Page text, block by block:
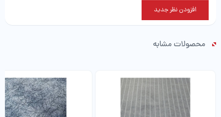
افزودن نظر جدید
محصولات مشابه